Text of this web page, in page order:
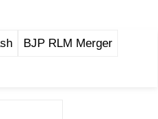
BJP RLM Merger